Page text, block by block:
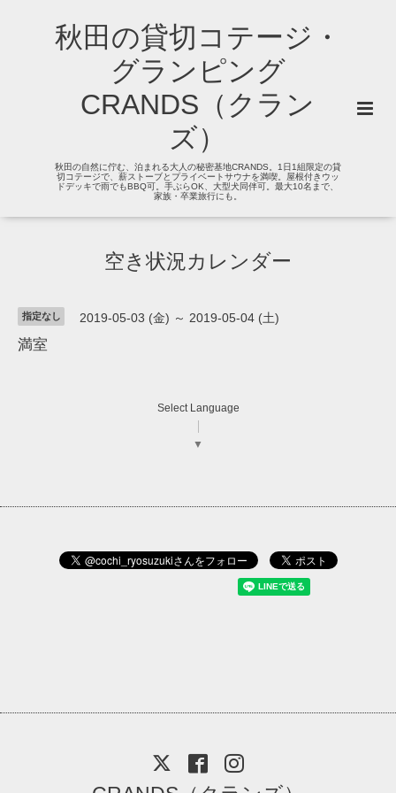
秋田の貸切コテージ・
グランピング
CRANDS（クラン
ズ）
秋田の自然に佇む、泊まれる大人の秘密基地CRANDS。1日1組限定の貸
切コテージで、薪ストーブとプライベートサウナを満喫。屋根付きウッ
ドデッキで雨でもBBQ可。手ぶらOK、大型犬同伴可。最大10名まで、
家族・卒業旅行にも。
空き状況カレンダー
指定なし 2019-05-03 (金) ～ 2019-05-04 (土)
満室
Select Language
▼